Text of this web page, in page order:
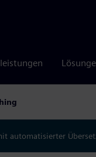
automatisierter